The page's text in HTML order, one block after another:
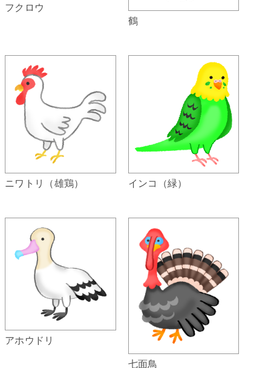
フクロウ
鶴
ニワトリ（雄鶏） インコ（緑）
アホウドリ
七面鳥